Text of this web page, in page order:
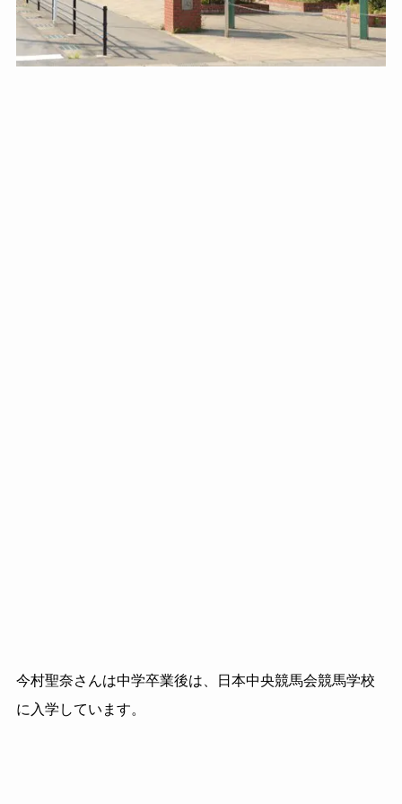
今村聖奈さんは中学卒業後は、日本中央競馬会競馬学校
に入学しています。